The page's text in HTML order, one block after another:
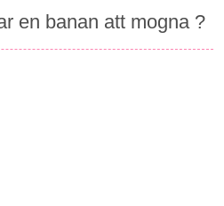
en banan att mogna ?